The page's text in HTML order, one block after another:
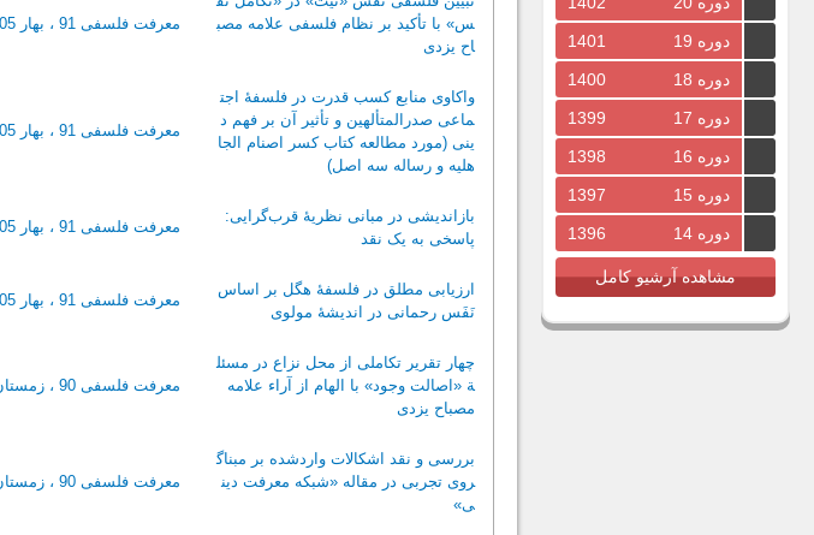
دوره 19
1401
دوره 18
1400
دوره 17
1399
دوره 16
1398
دوره 15
1397
دوره 14
1396
مشاهده آرشیو کامل
س» با تأکید بر نظام فلسفی علامه مصب
اح یزدی
معرفت فلسفی 91 ، بهار 1405
واکاوی منابع کسب قدرت در فلسفۀ اجت
ماعی صدرالمتألهین و تأثیر آن بر فهم د
ینی (مورد مطالعه کتاب کسر اصنام الجا
هلیه و رساله سه اصل)
معرفت فلسفی 91 ، بهار 1405
بازاندیشی در مبانی نظریۀ قرب‌گرایی:
پاسخی به یک نقد
معرفت فلسفی 91 ، بهار 1405
ارزیابی مطلق در فلسفۀ هگل بر اساس
نَفَس رحمانی در اندیشۀ مولوی
معرفت فلسفی 91 ، بهار 1405
چهار تقریر تکاملی از محل نزاع در مسئل
ة «اصالت وجود» با الهام از آراء علامه
مصباح یزدی
معرفت فلسفی 90 ، زمستان 1404
بررسی و نقد اشکالات واردشده بر مبناگ
روی تجربی در مقاله «شبکه معرفت دین
ی»
معرفت فلسفی 90 ، زمستان 1404